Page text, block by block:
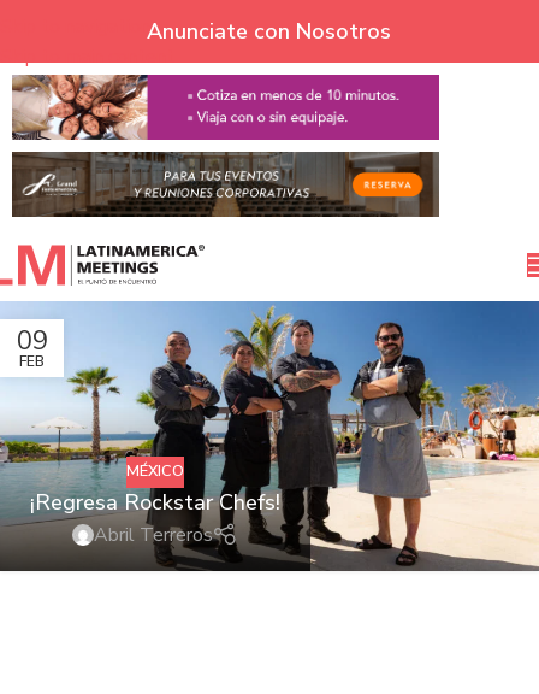
Skip to navigation
Skip to main content
Anunciate con Nosotros
09
FEB
MÉXICO
¡Regresa Rockstar Chefs!
Abril Terreros